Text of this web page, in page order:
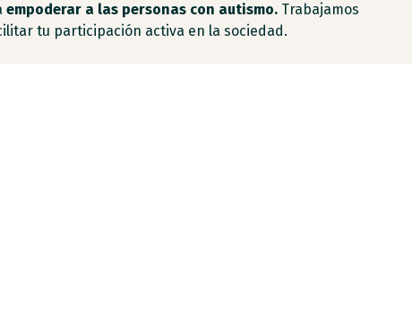
empoderar a las personas con autismo. Trabajamos
tu participación activa en la sociedad.